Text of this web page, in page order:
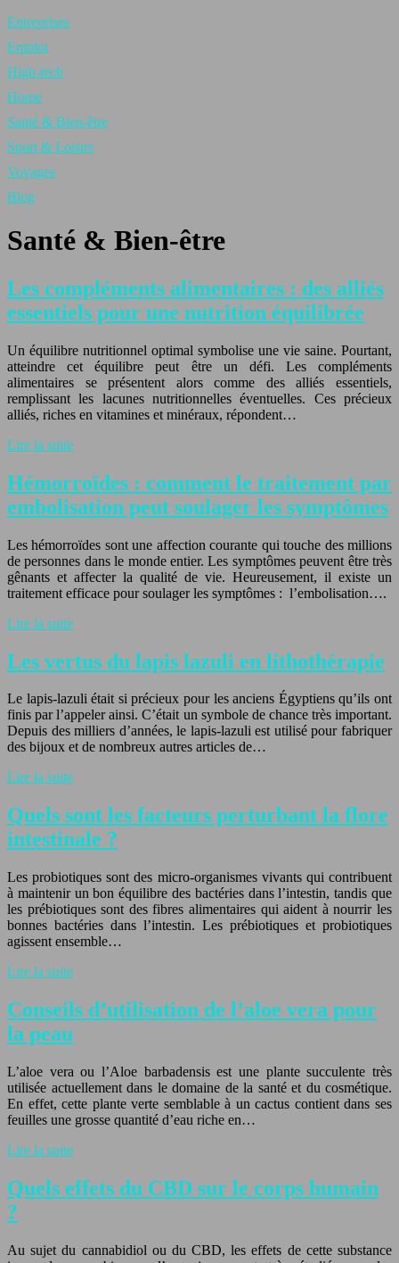
Entreprises
Emploi
High-tech
Home
Santé & Bien-être
Sport & Loisirs
Voyages
Blog
Santé & Bien-être
Les compléments alimentaires : des alliés
essentiels pour une nutrition équilibrée
Un équilibre nutritionnel optimal symbolise une vie saine. Pourtant,
atteindre cet équilibre peut être un défi. Les compléments
alimentaires se présentent alors comme des alliés essentiels,
remplissant les lacunes nutritionnelles éventuelles. Ces précieux
alliés, riches en vitamines et minéraux, répondent…
Lire la suite
Hémorroïdes : comment le traitement par
embolisation peut soulager les symptômes
Les hémorroïdes sont une affection courante qui touche des millions
de personnes dans le monde entier. Les symptômes peuvent être très
gênants et affecter la qualité de vie. Heureusement, il existe un
traitement efficace pour soulager les symptômes : l’embolisation….
Lire la suite
Les vertus du lapis lazuli en lithothérapie
Le lapis-lazuli était si précieux pour les anciens Égyptiens qu’ils ont
finis par l’appeler ainsi. C’était un symbole de chance très important.
Depuis des milliers d’années, le lapis-lazuli est utilisé pour fabriquer
des bijoux et de nombreux autres articles de…
Lire la suite
Quels sont les facteurs perturbant la flore
intestinale ?
Les probiotiques sont des micro-organismes vivants qui contribuent
à maintenir un bon équilibre des bactéries dans l’intestin, tandis que
les prébiotiques sont des fibres alimentaires qui aident à nourrir les
bonnes bactéries dans l’intestin. Les prébiotiques et probiotiques
agissent ensemble…
Lire la suite
Conseils d’utilisation de l’aloe vera pour
la peau
L’aloe vera ou l’Aloe barbadensis est une plante succulente très
utilisée actuellement dans le domaine de la santé et du cosmétique.
En effet, cette plante verte semblable à un cactus contient dans ses
feuilles une grosse quantité d’eau riche en…
Lire la suite
Quels effets du CBD sur le corps humain
?
Au sujet du cannabidiol ou du CBD, les effets de cette substance